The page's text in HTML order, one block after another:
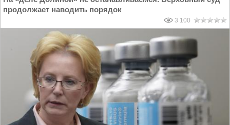
продолжает наводить порядок
3 100